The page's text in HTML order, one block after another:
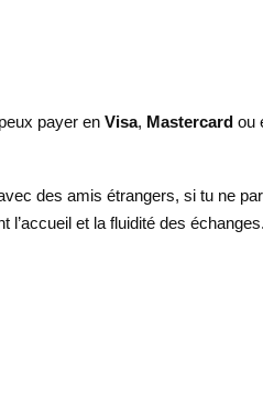
payer en Visa, Mastercard ou
des amis étrangers, si tu ne
et la fluidité des échanges.